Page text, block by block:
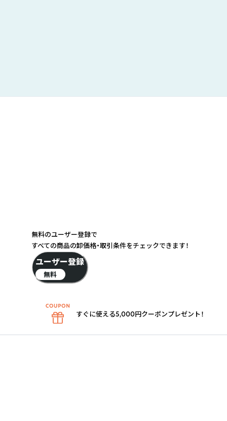
無料のユーザー登録で
すべての商品の卸価格・取引条件をチェックできます！
ユーザー登録
無料
すぐに使える5,000円クーポンプレゼント！